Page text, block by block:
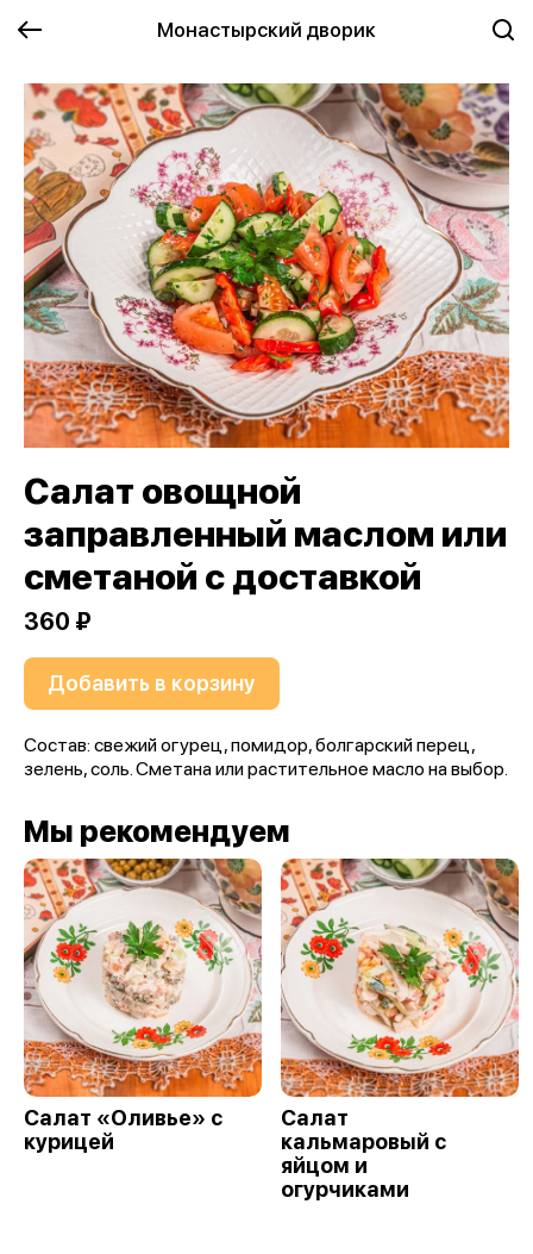
Монастырский дворик
Салат овощной
заправленный маслом или
сметаной с доставкой
360 ₽
Добавить в корзину
Состав: свежий огурец, помидор, болгарский перец,
зелень, соль. Сметана или растительное масло на выбор.
Мы рекомендуем
Салат «Оливье» с
курицей
Салат
кальмаровый с
яйцом и
огурчиками